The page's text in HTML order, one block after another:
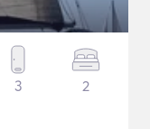
3 2